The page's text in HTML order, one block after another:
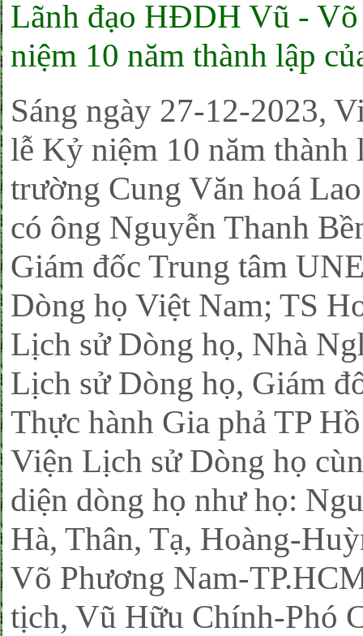
Lãnh đạo HĐDH Vũ -
niệm 10 năm thành lập
Sáng ngày 27-12-2023,
lễ Kỷ niệm 10 năm
trường Cung Văn hoá
có ông Nguyễn Thanh
Giám đốc Trung tâm
Dòng họ Việt Nam; TS
Lịch sử Dòng họ, Nhà
Lịch sử Dòng họ, Giám
Thực hành Gia phả TP
Viện Lịch sử Dòng họ
diện dòng họ như họ:
Hà, Thân, Tạ, Hoàng-
Võ Phương Nam-
tịch, Vũ Hữu Chính-Phó